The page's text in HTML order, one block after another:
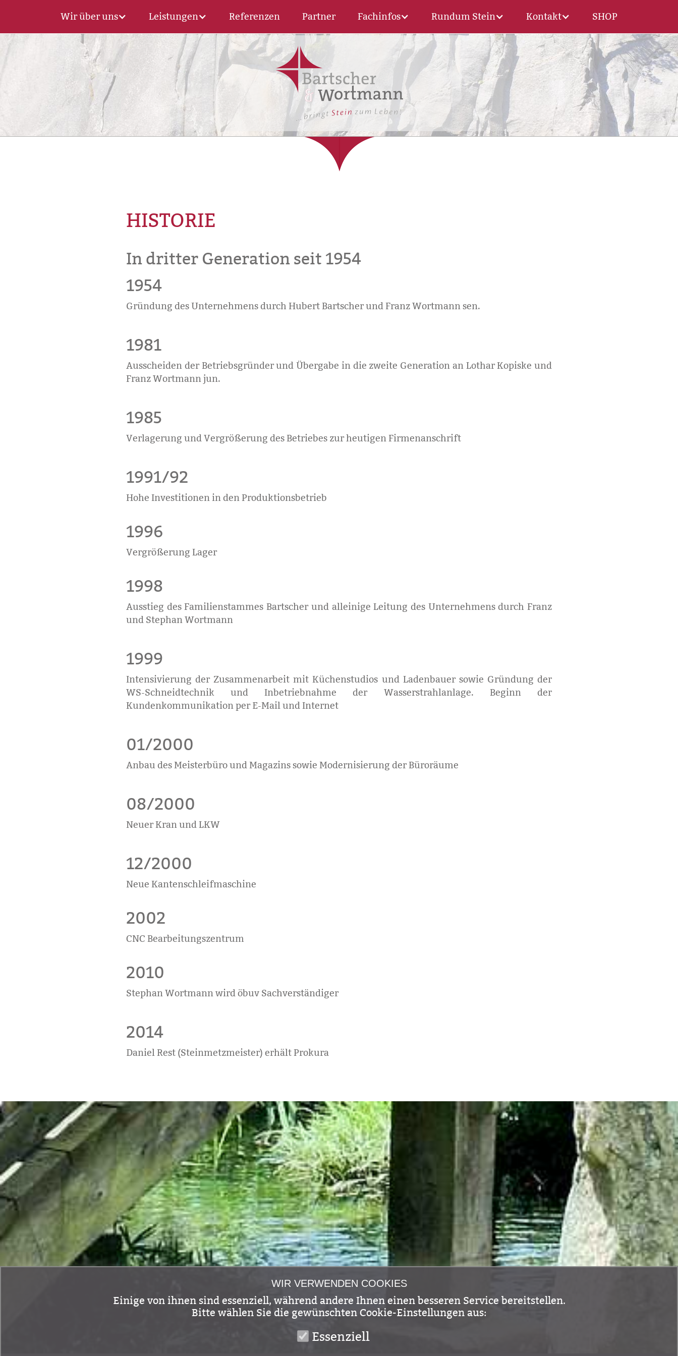
Wir über uns Leistungen Referenzen Partner Fachinfos Rundum Stein Kontakt SHOP
HISTORIE
In dritter Generation seit 1954
1954
Gründung des Unternehmens durch Hubert Bartscher und Franz Wortmann sen.
1981
Ausscheiden der Betriebsgründer und Übergabe in die zweite Generation an Lothar Kopiske und
Franz Wortmann jun.
1985
Verlagerung und Vergrößerung des Betriebes zur heutigen Firmenanschrift
1991/92
Hohe Investitionen in den Produktionsbetrieb
1996
Vergrößerung Lager
1998
Ausstieg des Familienstammes Bartscher und alleinige Leitung des Unternehmens durch Franz
und Stephan Wortmann
1999
Intensivierung der Zusammenarbeit mit Küchenstudios und Ladenbauer sowie Gründung der
WS-Schneidtechnik und Inbetriebnahme der Wasserstrahlanlage. Beginn der
Kundenkommunikation per E-Mail und Internet
01/2000
Anbau des Meisterbüro und Magazins sowie Modernisierung der Büroräume
08/2000
Neuer Kran und LKW
12/2000
Neue Kantenschleifmaschine
2002
CNC Bearbeitungszentrum
2010
Stephan Wortmann wird öbuv Sachverständiger
2014
Daniel Rest (Steinmetzmeister) erhält Prokura
WIR VERWENDEN COOKIES
Einige von ihnen sind essenziell, während andere Ihnen einen besseren Service bereitstellen.
Bitte wählen Sie die gewünschten Cookie-Einstellungen aus:
Essenziell